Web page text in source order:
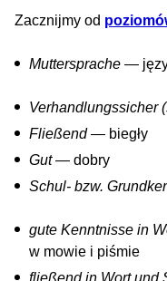
Zacznijmy od
Muttersprache —
Verhandlungssicher
Fließend— biegły
Gut— dobry
Schul- bzw.
gute Kenntnisse in
w mowie i piśmie
fließend in Wort und